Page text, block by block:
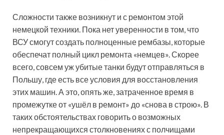
Сложности также возникнут и с ремонтом этой
немецкой техники. Пока нет уверенности в том, что
ВСУ смогут создать полноценные рембазы, которые
обеспечат полный цикл ремонта «немцев». Скорее
всего, совсем уж убитые танки будут отправляться в
Польшу, где есть все условия для восстановления
этих машин. А это, опять же, затраченное время в
промежутке от «ушёл в ремонт» до «снова в строю». В
таких обстоятельствах говорить о возможных
непрекращающихся столкновениях с полчищами